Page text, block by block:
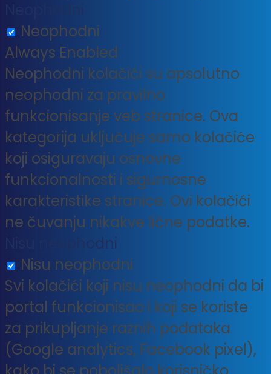
Neophodni
Always Enabled
Neophodni kolačići su apsolutno
neophodni za pravilno
funkcionisanje veb stranice. Ova
kategorija uključuje samo kolačiće
koji osiguravaju osnovne
funkcionalnosti i sigurnosne
karakteristike stranice. Ovi kolačići
ne čuvanju nikakve lične podatke.
Nisu neophodni
Nisu neophodni
Svi kolačići koji nisu neophodni da bi
portal funkcionisao i koji se koriste
za prikupljanje raznih podataka
(Google analytics, Facebook pixel),